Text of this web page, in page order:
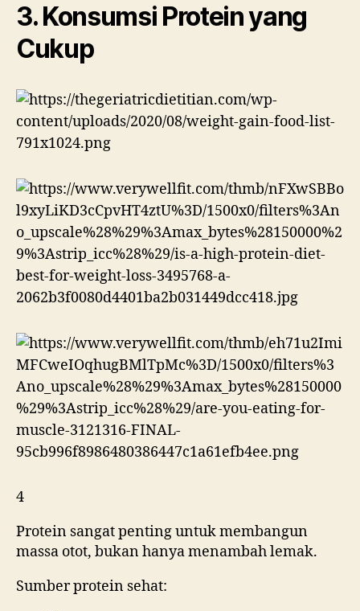
3. Konsumsi Protein yang
Cukup
4
Protein sangat penting untuk membangun
massa otot, bukan hanya menambah lemak.
Sumber protein sehat: